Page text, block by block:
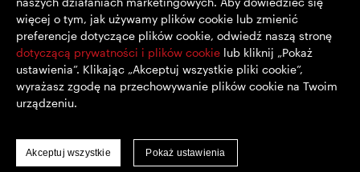
więcej o tym, jak używamy plików cookie lub zmienić
preferencje dotyczące plików cookie, odwiedź naszą stronę
dotyczącą prywatności i plików cookie lub kliknij „Pokaż
ustawienia”. Klikając „Akceptuj wszystkie pliki cookie”,
wyrażasz zgodę na przechowywanie plików cookie na Twoim
urządzeniu.
Akceptuj wszystkie Pokaż ustawienia
Miejsce rejestracji: Anglia i Walia
© SEGRO 2022
Wyłączenie Odpowiedzialności
Polityka prywatności
Polityka plików cookie